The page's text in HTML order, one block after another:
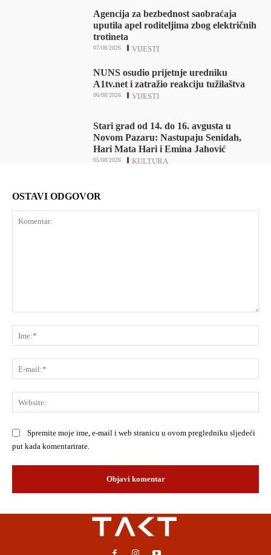
Agencija za bezbednost saobraćaja
uputila apel roditeljima zbog električnih
trotineta
VIJESTI
07/08/2026
NUNS osudio prijetnje uredniku
A1tv.net i zatražio reakciju tužilaštva
VIJESTI
06/08/2026
Stari grad od 14. do 16. avgusta u
Novom Pazaru: Nastupaju Senidah,
Hari Mata Hari i Emina Jahović
KULTURA
05/08/2026
OSTAVI ODGOVOR
Spremite moje ime, e-mail i web stranicu u ovom pregledniku sljedeći
put kada komentarirate.